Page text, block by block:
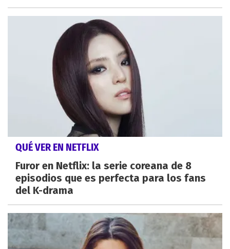
QUÉ VER EN NETFLIX
Furor en Netflix: la serie coreana de 8
episodios que es perfecta para los fans
del K-drama